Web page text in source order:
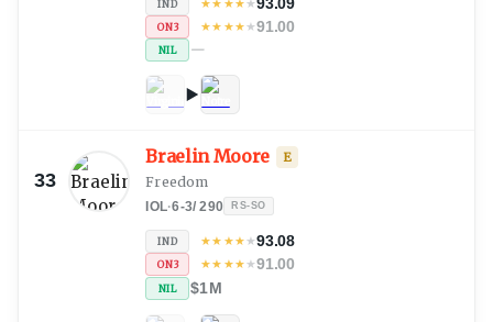
IND 93.09
ON3 ★★ ★★★91.00
NIL —
33
Braelin Moore E
Freedom
IOL·6-3/290 RS-SO
IND ★★ ★★★93.08
ON3 ★★ ★★★91.00
NIL $1M